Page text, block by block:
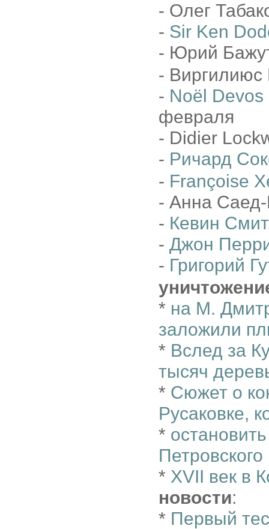
- Олег
- Sir Ken
- Юрий
- Виргилиюс
- Noël Devos
февраля
- Didier
- Ричард
- Françoise
- Анна
- Кевин Смит
- Джон
- Григорий
* на М.
заложили
* Вслед за
тысяч
* Сюжет о
Русаковке,
*
* XVII век в
новости:
* Первый